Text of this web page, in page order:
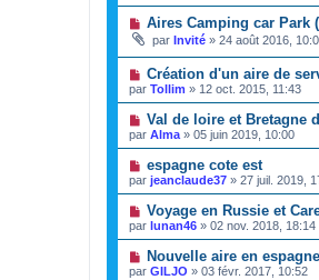
Aires Camping car Park
par Invité » 24 août 2016,
Création d'un aire de
par Tollim » 12 oct. 2015, 11:43
Val de loire et Bretagne
par Alma » 05 juin 2019, 10:00
espagne cote est
par jeanclaude37 » 27 juil. 2019,
Voyage en Russie et
par lunan46 » 02 nov. 2018, 18:14
Nouvelle aire en espagne
par GILJO » 03 févr. 2017, 10:52